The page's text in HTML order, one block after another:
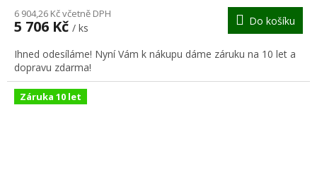
M
A
6 904,26 Kč včetně DPH
5 706 Kč / ks
Do košíku
Ihned odesíláme! Nyní Vám k nákupu dáme záruku na 10 let a
dopravu zdarma!
Záruka 10 let